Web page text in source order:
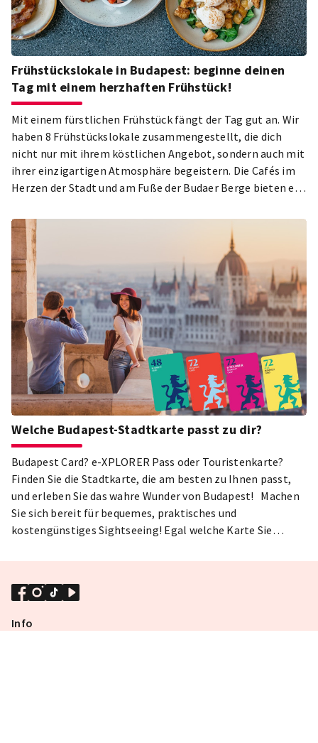
Frühstückslokale in Budapest: beginne deinen
Tag mit einem herzhaften Frühstück!
Mit einem fürstlichen Frühstück fängt der Tag gut an. Wir
haben 8 Frühstückslokale zusammengestellt, die dich
nicht nur mit ihrem köstlichen Angebot, sondern auch mit
ihrer einzigartigen Atmosphäre begeistern. Die Cafés im
Herzen der Stadt und am Fuße der Budaer Berge bieten ein
eine ganztägige Stadtbesichtigung. Mach dich bereit auf
einen Brunch mit lokalen Zutaten, auf die ungarische
Geschmäcke und eine einzigartige Atmosphäre!
Welche Budapest-Stadtkarte passt zu dir?
Budapest Card? e-XPLORER Pass oder Touristenkarte?
Finden Sie die Stadtkarte, die am besten zu Ihnen passt,
und erleben Sie das wahre Wunder von Budapest! Machen
Sie sich bereit für bequemes, praktisches und
kostengünstiges Sightseeing! Egal welche Karte Sie
denn wir haben die besten Aktivitäten in Budapest für Sie
ausgewählt! Mit den Stadtkarten können Sie eine breite
Palette an kostenlosen und ermäßigten Aktivitäten
Freizeitaktivitäten, Restaurants, Cafés und vieles mehr.
Info